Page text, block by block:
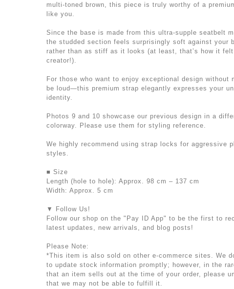
multi-toned brown, this piece is truly worthy of a
like you.
Since the base is made from this ultra-supple seatbelt
the studded section feels surprisingly soft against your
rather than as stiff as it looks (at least, that’s how it
creator!).
For those who want to enjoy exceptional design without
be loud—this premium strap elegantly expresses your
identity.
Photos 9 and 10 showcase our previous design in a
colorway. Please use them for styling reference.
We highly recommend using strap locks for aggressive
styles.
■ Size
Length (hole to hole): Approx. 98 cm – 137 cm
Width: Approx. 5 cm
▼ Follow Us!
Follow our shop on the "Pay ID App" to be the first to
latest updates, new arrivals, and blog posts!
Please Note:
*This item is also sold on other e-commerce sites. We
to update stock information promptly; however, in the
that an item sells out at the time of your order, please
that we may not be able to fulfill it.